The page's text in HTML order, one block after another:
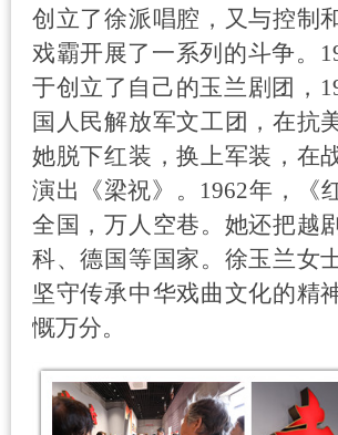
创立了徐派唱腔，又与控制
戏霸开展了一系列的斗争。
于创立了自己的玉兰剧团，
国人民解放军文工团，在抗
她脱下红装，换上军装，在
演出《梁祝》。 1962年，《
全国，万人空巷。她还把越
科、德国等国家。徐玉兰女
坚守传承中华戏曲文化的精
慨万分。